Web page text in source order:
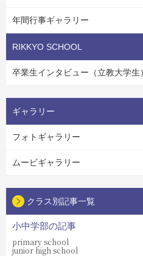
年間行事ギャラリー
RIKKYO SCHOOL
卒業生インタビュー（立教大学生）
ギャラリー
フォトギャラリー
ムービギャラリー
クラス別記事一覧
小中学部の記事
primary school
junior high school